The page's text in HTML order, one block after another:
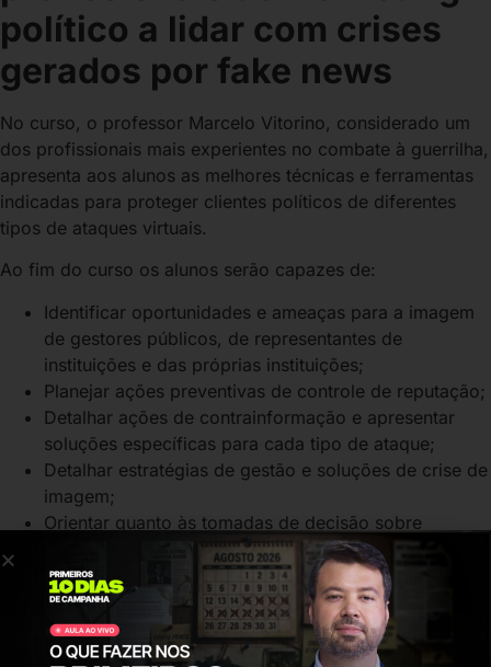
político a lidar com crises
gerados por fake news
No curso, o professor Marcelo Vitorino, considerado um
dos profissionais mais experientes no combate à guerrilha,
apresenta aos alunos as melhores técnicas e ferramentas
indicadas para proteger clientes políticos de diferentes
tipos de ataques virtuais.
Ao fim do curso os alunos serão capazes de:
Identificar oportunidades e ameaças para a imagem
de gestores públicos, de representantes de
instituições e das próprias instituições;
Planejar ações preventivas de controle de reputação;
Detalhar ações de contrainformação e apresentar
soluções específicas para cada tipo de ataque;
Detalhar estratégias de gestão e soluções de crise de
imagem;
Orientar quanto às tomadas de decisão sobre
monitoramento e elaboração de relatórios.
Inscreva-se no
Guia do Marketing Políticoe tenha acesso a
maior plataforma de ensino sobre comunicação e
marketing político. Além do curso de Combate à Fake
News e Guerrilha, você tem acesso a mais de 40 cursos,